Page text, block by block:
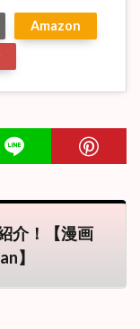
Amazon
介！【漫画
】